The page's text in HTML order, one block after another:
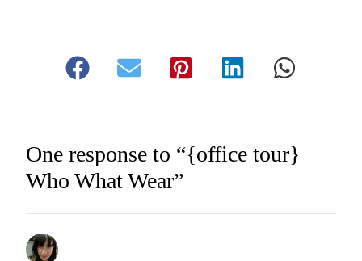
One response to “{office tour}
Who What Wear”